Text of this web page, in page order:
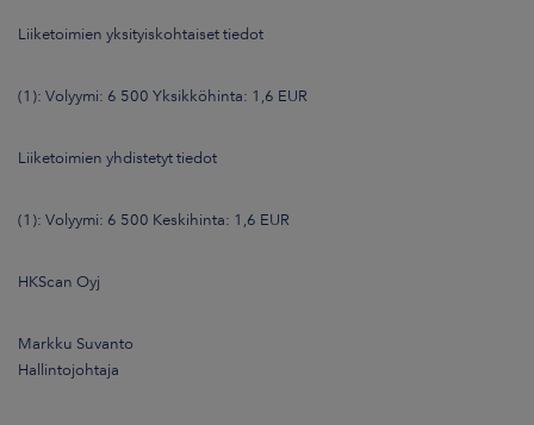
Liiketoimien yksityiskohtaiset tiedot
(1): Volyymi: 6 500 Yksikköhinta: 1,6 EUR
Liiketoimien yhdistetyt tiedot
(1): Volyymi: 6 500 Keskihinta: 1,6 EUR
HKScan Oyj
Markku Suvanto
Hallintojohtaja